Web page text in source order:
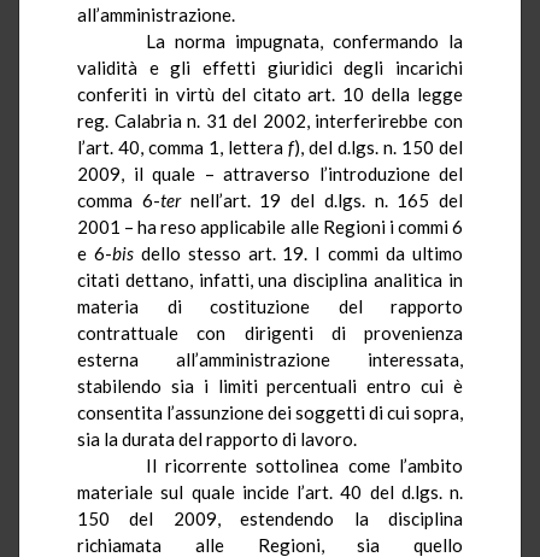
all’amministrazione.
La norma impugnata, confermando la
validità e gli effetti giuridici degli incarichi
conferiti in virtù del citato art. 10 della legge
reg. Calabria n. 31 del 2002, interferirebbe con
l’art. 40, comma 1, lettera f), del d.lgs. n. 150 del
2009, il quale – attraverso l’introduzione del
comma 6-ternell’art. 19 del d.lgs. n. 165 del
2001 – ha reso applicabile alle Regioni i commi 6
e 6-bisdello stesso art. 19. I commi da ultimo
citati dettano, infatti, una disciplina analitica in
materia di costituzione del rapporto
contrattuale con dirigenti di provenienza
esterna all’amministrazione interessata,
stabilendo sia i limiti percentuali entro cui è
consentita l’assunzione dei soggetti di cui sopra,
sia la durata del rapporto di lavoro.
Il ricorrente sottolinea come l’ambito
materiale sul quale incide l’art. 40 del d.lgs. n.
150 del 2009, estendendo la disciplina
richiamata alle Regioni, sia quello